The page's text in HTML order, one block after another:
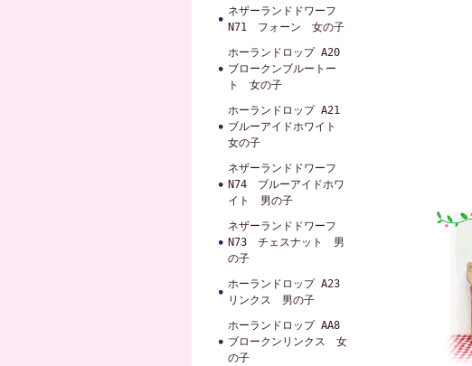
ネザーランドドワーフ
N71 フォーン 女の子
ホーランドロップ A20
ブロークンブルートー
ト 女の子
ホーランドロップ A21
ブルーアイドホワイト
女の子
ネザーランドドワーフ
N74 ブルーアイドホワ
イト 男の子
ネザーランドドワーフ
N73 チェスナット 男
の子
ホーランドロップ A23
リンクス 男の子
ホーランドロップ AA8
ブロークンリンクス 女
の子